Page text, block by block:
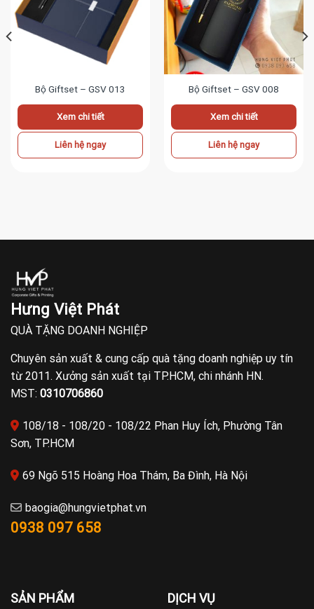
Bộ Giftset – GSV 013
Xem chi tiết
Liên hệ ngay
Bộ Giftset – GSV 008
Xem chi tiết
Liên hệ ngay
Hưng Việt Phát
QUÀ TẶNG DOANH NGHIỆP
Chuyên sản xuất & cung cấp quà tặng doanh nghiệp uy tín
từ 2011. Xưởng sản xuất tại TP.HCM, chi nhánh HN.
MST: 0310706860
108/18 - 108/20 - 108/22 Phan Huy Ích, Phường Tân
Sơn, TP.HCM
69 Ngõ 515 Hoàng Hoa Thám, Ba Đình, Hà Nội
baogia@hungvietphat.vn
0938 097 658
SẢN PHẨM DỊCH VỤ